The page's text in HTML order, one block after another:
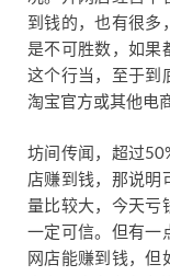
到钱的，也有很多
是不可胜数，如果
这个行当，至于到
淘宝官方或其他电
坊间传闻，超过
店赚到钱，那说明
量比较大，今天亏
一定可信。但有一
网店能赚到钱，但